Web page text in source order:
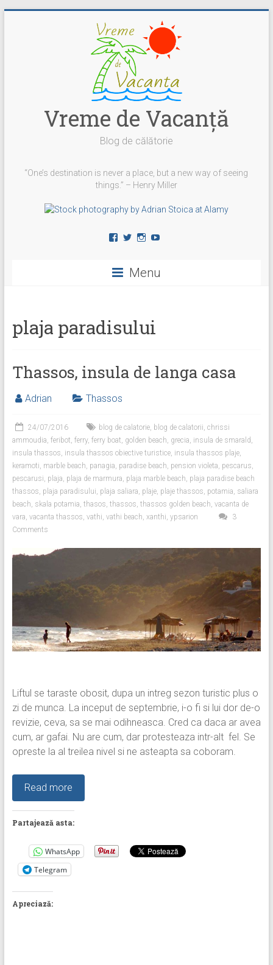
Vreme de Vacanţă
Blog de călătorie
“One’s destination is never a place, but a new way of seeing
things.” – Henry Miller
Vezi
pe
Facebook
Vezi
pe
Twitter
Vezi
Instagram
YouTube
Menu
plaja paradisului
Thassos, insula de langa casa
Adrian Thassos
24/07/2016 blog de calatorie, blog de calatorii, chrissi
ammoudia, feribot, ferry, ferry boat, golden beach, grecia, insula de smarald ,
insula thassos, insula thassos obiective turistice, insula thassos plaje,
keramoti, marble beach, panagia, paradise beach, pension violeta, pescarus,
pescarusi, plaja, plaja de marmura, plaja marble beach, plaja paradise beach
thassos, plaja paradisului, plaja saliara, plaje, plaje thassos, potamia, saliara
beach, skala potamia, thasos, thassos, thassos golden beach, vacanta de
vara, vacanta thassos, vathi, vathi beach, xanthi, ypsarion
3
Comments
Liftul se taraste obosit, dupa un intreg sezon turistic plus o
zi de munca. La inceput de septembrie, i-o fi si lui dor de-o
revizie, ceva, sa se mai odihneasca. Cred ca daca ar avea
cum, ar gafai. Nu are cum, dar protesteaza intr-alt fel. Se
opreste la al treilea nivel si ne asteapta sa coboram.
Read more
Partajează asta:
WhatsApp
Telegram
Apreciază: